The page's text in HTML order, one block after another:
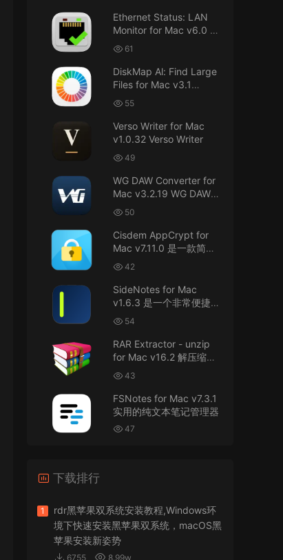
接！直接从苹果公司下载。
u8562248263583923 • 2026-07-29
黑苹果已死
来源： macOS Golden Gate 27 完整安装包链
接！直接从苹果公司下载。
u6525353742092371 • 2026-07-26
来源： DaVinci Resolve Studio 21 for Mac
v21.0.3 AIO 达芬奇世界顶级调色软件
janm999 • 2026-07-23
谢谢分享~
来源： AppleIGC.kext v1.8 黑苹果2.5G有线网卡
u9121732520675862 • 2026-07-22
可以重新发送夸克的资源吗，夸克的已经失
效了
Tahoe 26官方原版系统Windows110环境下
VMware Workstation 17 Pro虚拟机黑苹果双系统
安装unlocker解锁补丁
怎么安装？
来源： PDFify for Mac v5.0 专业的PDF处理软件
imacos.top • 2026-07-19
Ethernet Status: LAN
Monitor for Mac v6.0 以
太网状态：LAN 监控
61
DiskMap Al: Find Large
Files for Mac v3.1
DiskMap AL：查找大文
件
55
Verso Writer for Mac
v1.0.32 Verso Writer
49
WG DAW Converter for
Mac v3.2.19 WG DAW转
换器
50
Cisdem AppCrypt for
Mac v7.11.0 是一款简单
好用的Mac应用加密软件
42
SideNotes for Mac
v1.6.3 是一个非常便捷的
笔记软件
54
RAR Extractor - unzip
for Mac v16.2 解压缩工
具 43
FSNotes for Mac v7.3.1
实用的纯文本笔记管理器
47
下载排行
1
rdr黑苹果双系统安装教程,Windows环
境下快速安装黑苹果双系统，macOS黑
苹果安装新姿势
6755 8.99w